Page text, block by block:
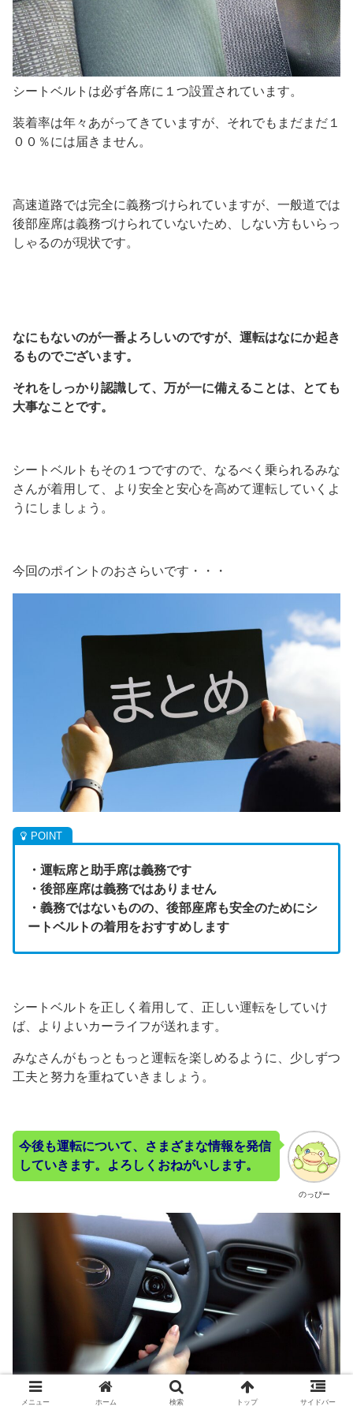
シートベルトは必ず各席に１つ設置されています。
装着率は年々あがってきていますが、それでもまだまだ１
００％には届きません。
高速道路では完全に義務づけられていますが、一般道では
後部座席は義務づけられていないため、しない方もいらっ
しゃるのが現状です。
なにもないのが一番よろしいのですが、運転はなにか起き
るものでございます。
それをしっかり認識して、万が一に備えることは、とても
大事なことです。
シートベルトもその１つですので、なるべく乗られるみな
さんが着用して、より安全と安心を高めて運転していくよ
うにしましょう。
今回のポイントのおさらいです・・・
・運転席と助手席は義務です
・後部座席は義務ではありません
・義務ではないものの、後部座席も安全のためにシ
ートベルトの着用をおすすめします
シートベルトを正しく着用して、正しい運転をしていけ
ば、よりよいカーライフが送れます。
みなさんがもっともっと運転を楽しめるように、少しずつ
工夫と努力を重ねていきましょう。
のっぴー
今後も運転について、さまざまな情報を発信
していきます。よろしくおねがいします。
メニュー ホーム 検索 トップ サイドバー